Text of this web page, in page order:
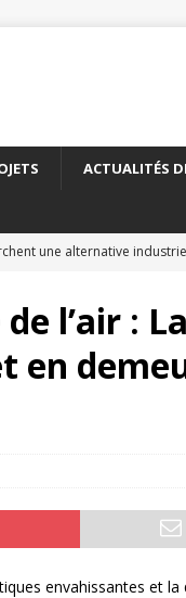
ACTUALITÉS
une alternative
les débouchés de
des bouteilles en
durablement le charbon aux
l’air : La
en
envahissantes et la